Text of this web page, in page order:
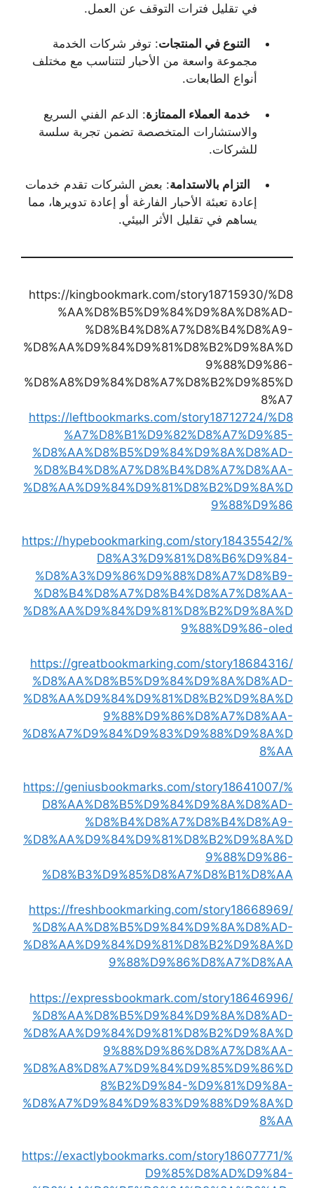
في تقليل فترات التوقف عن العمل.
التنوع في المنتجات: توفر شركات الخدمة
مجموعة واسعة من الأحبار لتتناسب مع مختلف
أنواع الطابعات.
خدمة العملاء الممتازة: الدعم الفني السريع
والاستشارات المتخصصة تضمن تجربة سلسة
للشركات.
التزام بالاستدامة: بعض الشركات تقدم خدمات
إعادة تعبئة الأحبار الفارغة أو إعادة تدويرها، مما
يساهم في تقليل الأثر البيئي.
https://kingbookmark.com/story18715930/%D8
%AA%D8%B5%D9%84%D9%8A%D8%AD-
%D8%B4%D8%A7%D8%B4%D8%A9-
%D8%AA%D9%84%D9%81%D8%B2%D9%8A%D
9%88%D9%86-
%D8%A8%D9%84%D8%A7%D8%B2%D9%85%D
8%A7
https://leftbookmarks.com/story18712724/%D8
%A7%D8%B1%D9%82%D8%A7%D9%85-
%D8%AA%D8%B5%D9%84%D9%8A%D8%AD-
%D8%B4%D8%A7%D8%B4%D8%A7%D8%AA-
%D8%AA%D9%84%D9%81%D8%B2%D9%8A%D
9%88%D9%86
https://hypebookmarking.com/story18435542/%
D8%A3%D9%81%D8%B6%D9%84-
%D8%A3%D9%86%D9%88%D8%A7%D8%B9-
%D8%B4%D8%A7%D8%B4%D8%A7%D8%AA-
%D8%AA%D9%84%D9%81%D8%B2%D9%8A%D
9%88%D9%86-oled
https://greatbookmarking.com/story18684316/
%D8%AA%D8%B5%D9%84%D9%8A%D8%AD-
%D8%AA%D9%84%D9%81%D8%B2%D9%8A%D
9%88%D9%86%D8%A7%D8%AA-
%D8%A7%D9%84%D9%83%D9%88%D9%8A%D
8%AA
https://geniusbookmarks.com/story18641007/%
D8%AA%D8%B5%D9%84%D9%8A%D8%AD-
%D8%B4%D8%A7%D8%B4%D8%A9-
%D8%AA%D9%84%D9%81%D8%B2%D9%8A%D
9%88%D9%86-
%D8%B3%D9%85%D8%A7%D8%B1%D8%AA
https://freshbookmarking.com/story18668969/
%D8%AA%D8%B5%D9%84%D9%8A%D8%AD-
%D8%AA%D9%84%D9%81%D8%B2%D9%8A%D
9%88%D9%86%D8%A7%D8%AA
https://expressbookmark.com/story18646996/
%D8%AA%D8%B5%D9%84%D9%8A%D8%AD-
%D8%AA%D9%84%D9%81%D8%B2%D9%8A%D
9%88%D9%86%D8%A7%D8%AA-
%D8%A8%D8%A7%D9%84%D9%85%D9%86%D
8%B2%D9%84-%D9%81%D9%8A-
%D8%A7%D9%84%D9%83%D9%88%D9%8A%D
8%AA
https://exactlybookmarks.com/story18607771/%
D9%85%D8%AD%D9%84-